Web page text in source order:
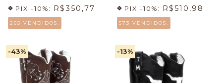
PIX -10%: R$350,77
265 VENDIDOS.
PIX -10%: R$510,98
573 VENDIDOS.
-43% -13%